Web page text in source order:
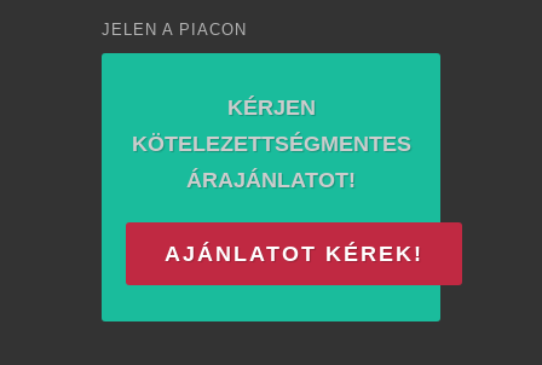
JELEN A PIACON
KÉRJEN
KÖTELEZETTSÉGMENTES
ÁRAJÁNLATOT!
AJÁNLATOT KÉREK!